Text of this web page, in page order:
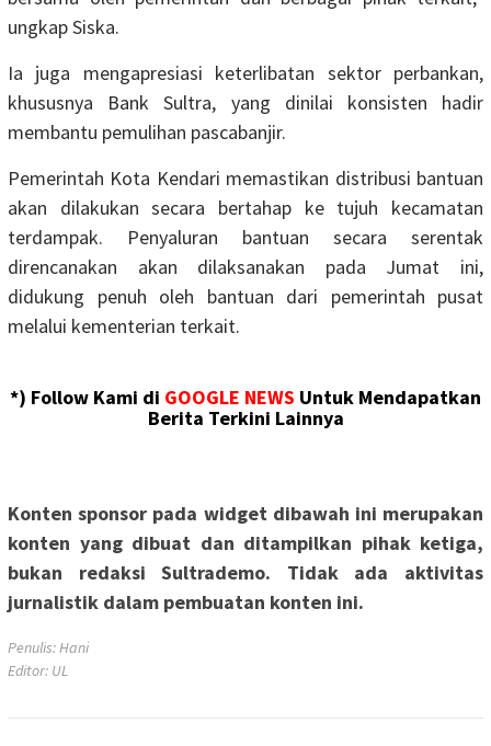
ungkap Siska.
Ia juga mengapresiasi keterlibatan sektor perbankan,
khususnya Bank Sultra, yang dinilai konsisten hadir
membantu pemulihan pascabanjir.
Pemerintah Kota Kendari memastikan distribusi bantuan
akan dilakukan secara bertahap ke tujuh kecamatan
terdampak. Penyaluran bantuan secara serentak
direncanakan akan dilaksanakan pada Jumat ini,
didukung penuh oleh bantuan dari pemerintah pusat
melalui kementerian terkait.
*) Follow Kami di GOOGLE NEWS Untuk Mendapatkan
Berita Terkini Lainnya
Konten sponsor pada widget dibawah ini merupakan
konten yang dibuat dan ditampilkan pihak ketiga,
bukan redaksi Sultrademo. Tidak ada aktivitas
jurnalistik dalam pembuatan konten ini.
Penulis: Hani
Editor: UL